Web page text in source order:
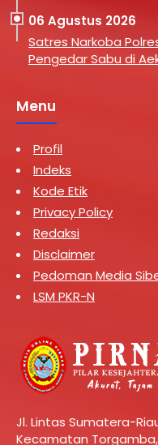
06 Agustus 2026
Satres Narkoba
Pengedar Sabu di
Menu
Profil
Indeks
Kode Etik
Privacy Policy
Redaksi
Disclaimer
Pedoman Media
LSM PKR-N
Jl. Lintas Sumatera-
Kecamatan